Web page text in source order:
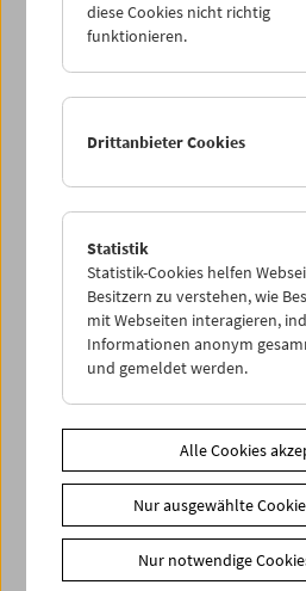
Share on
Newsletter
Fotos unserer Gäste
Gästebuch
diese Cookies nicht richtig
funktionieren.
Drittanbieter Cookies
Statistik
Statistik-Cookies helfen
Besitzern zu verstehen, wie
mit Webseiten interagieren,
Informationen anonym
und gemeldet werden.
Alle Cookies
Nur ausgewählte
Nur notwendige